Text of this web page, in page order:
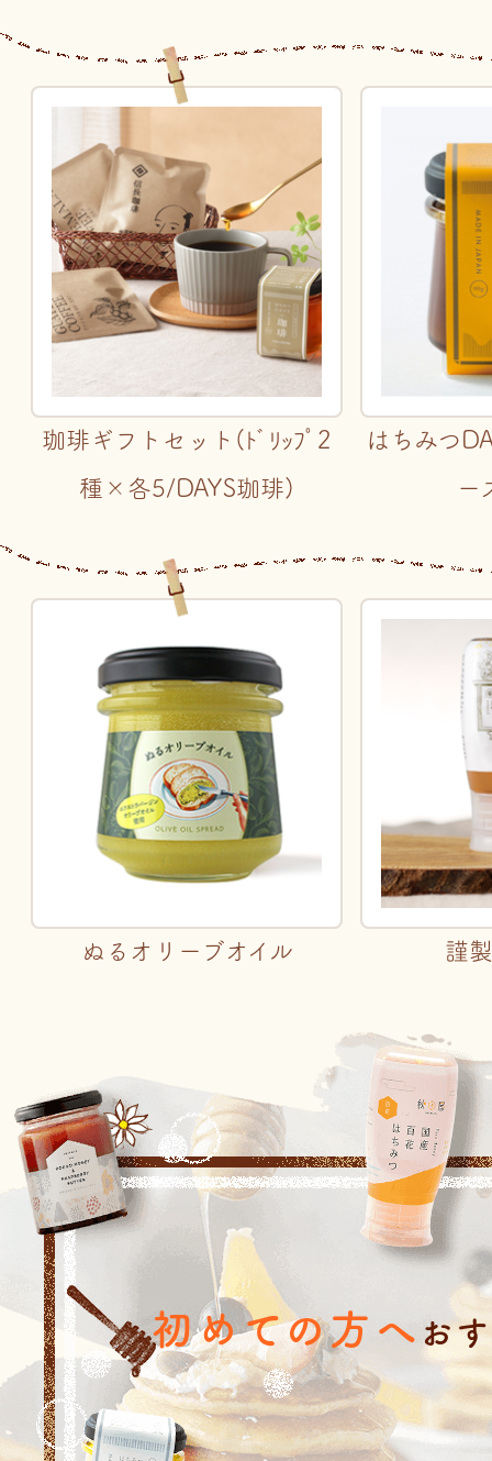
珈琲ギフトセット(ﾄﾞﾘｯﾌﾟ2
種×各5/DAYS珈琲)
はちみつ
ー
ぬるオリーブオイル 謹
初めての方へ お